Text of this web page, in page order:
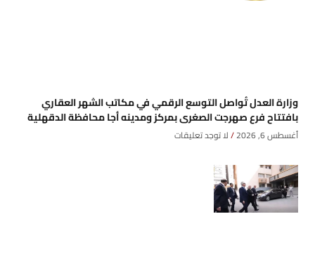
وزارة العدل تُواصل التوسع الرقمي في مكاتب الشهر العقاري
بافتتاح فرع صهرجت الصغرى بمركز ومدينه أجا محافظة الدقهلية
أغسطس 6, 2026 لا توجد تعليقات